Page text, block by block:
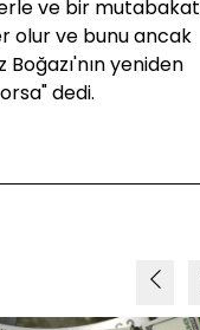
ve bir mutabakat
olur ve bunu ancak
yeniden
dedi.